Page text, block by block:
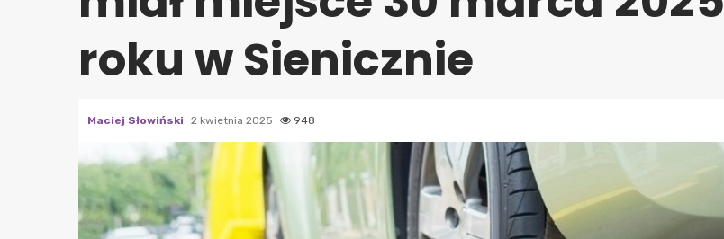
roku w Sienicznie
Maciej Słowiński 2 kwietnia 2025 948